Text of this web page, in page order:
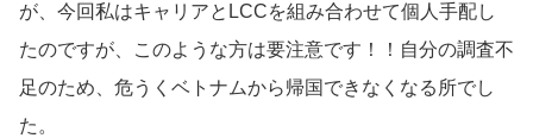
が、今回私はキャリアとLCCを組み合わせて個人手配し
たのですが、このような方は要注意です！！自分の調査不
足のため、危うくベトナムから帰国できなくなる所でし
た。